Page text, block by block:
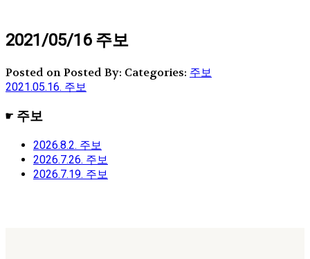
2021/05/16 주보
Posted onPosted By: Categories: 주보
2021.05.16. 주보
☛ 주보
2026.8.2. 주보
2026.7.26. 주보
2026.7.19. 주보